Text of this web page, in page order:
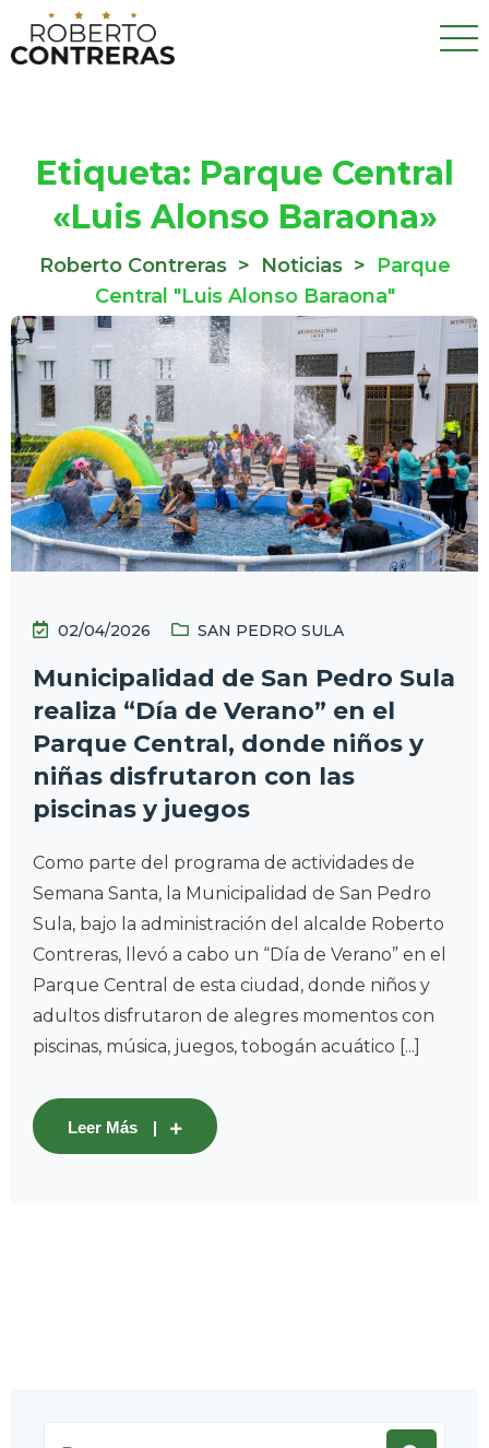
Etiqueta: Parque Central
«Luis Alonso Baraona»
Roberto Contreras > Noticias > Parque
Central "Luis Alonso Baraona"
02/04/2026 SAN PEDRO SULA
Municipalidad de San Pedro Sula
realiza “Día de Verano” en el
Parque Central, donde niños y
niñas disfrutaron con las
piscinas y juegos
Como parte del programa de actividades de
Semana Santa, la Municipalidad de San Pedro
Sula, bajo la administración del alcalde Roberto
Contreras, llevó a cabo un “Día de Verano” en el
Parque Central de esta ciudad, donde niños y
adultos disfrutaron de alegres momentos con
piscinas, música, juegos, tobogán acuático [...]
Leer Más